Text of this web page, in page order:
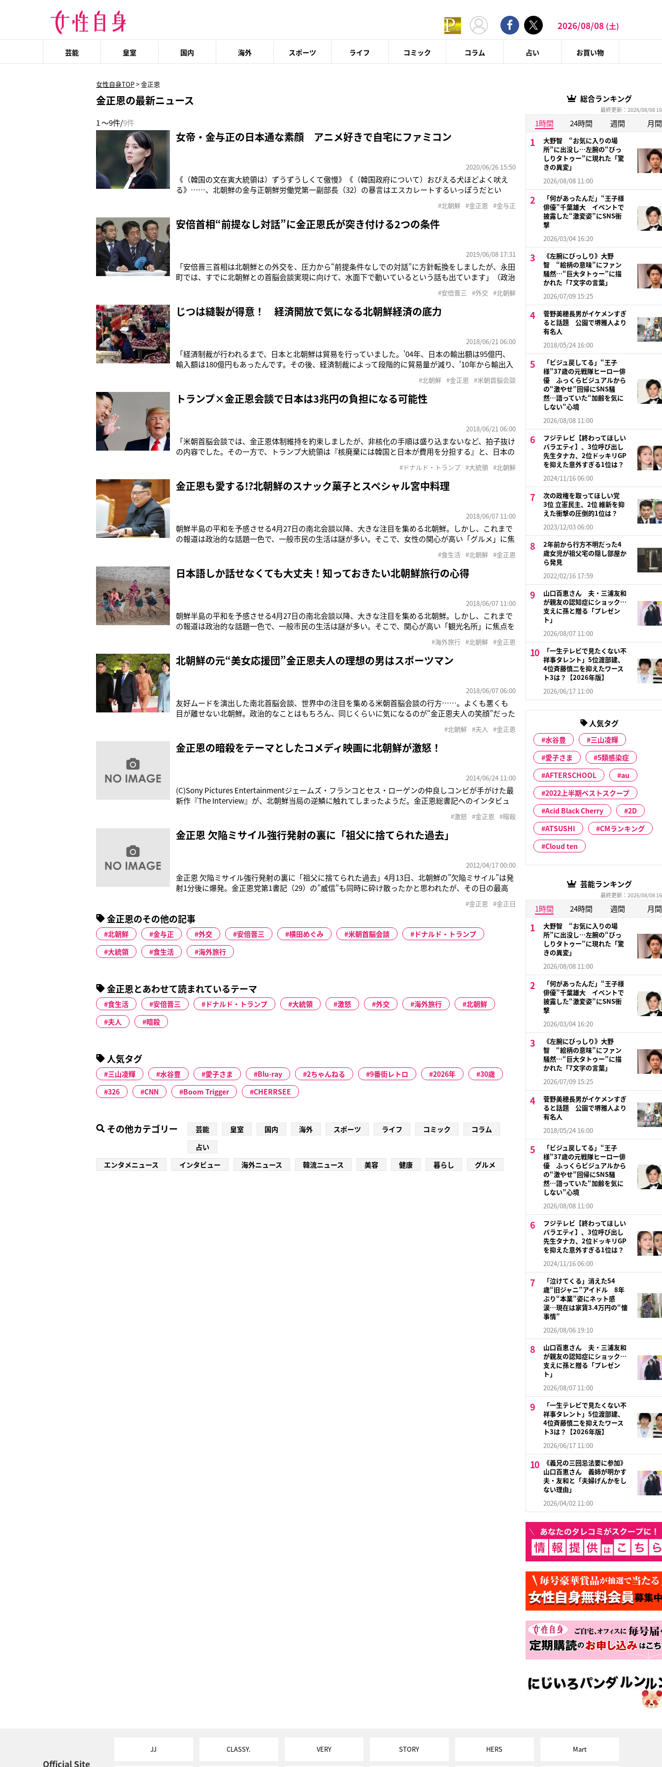
2026/08/08 (土)
芸能 皇室 国内 海外 スポーツ ライフ コミック コラム 占い お買い物
女性自身TOP>金正恩
金正恩の最新ニュース
1 ～9件/9件
女帝・金与正の日本通な素顔 アニメ好きで自宅にファミコン
2020/06/26 15:50
《（韓国の文在寅大統領は）ずうずうしくて傲慢》《（韓国政府について）おびえる犬ほどよく吠え
る》……、北朝鮮の金与正朝鮮労働党第一副部長（32）の暴言はエスカレートするいっぽうだとい
は平昌冬季五輪に出席し、笑顔を振りまきました。当時は韓国内でも柔和なメッセンジャーと、もては
やされましたが、最近では強硬発
#北朝鮮 #金正恩 #金与正
安倍首相“前提なし対話”に金正恩氏が突き付ける2つの条件
2019/06/08 17:31
「安倍晋三首相は北朝鮮との外交を、圧力から“前提条件なしでの対話”に方針転換をしましたが、永田
町では、すでに北朝鮮との首脳会談実現に向けて、水面下で動いているという話も出ています」（政治
う言葉を引っ込めて、“無条件対話”を呼びかけた安倍首相。さらに、5月27日には、来日したトランプ
米国大統領と拉致被害者家
#安倍晋三 #外交 #北朝鮮
じつは縫製が得意！ 経済開放で気になる北朝鮮経済の底力
2018/06/21 06:00
「経済制裁が行われるまで、日本と北朝鮮は貿易を行っていました。'04年、日本の輸出額は95億円、
輸入額は180億円もあったんです。その後、経済制裁によって段階的に貿易量が減り、'10年から輸出入
ょう」そう話すのは、生活経済ジャーナリストの柏木理佳さん。6月12日、シンガポールで行われた米
朝首脳会談。北朝鮮が
#北朝鮮 #金正恩 #米朝首脳会談
トランプ×金正恩会談で日本は3兆円の負担になる可能性
2018/06/21 06:00
「米朝首脳会談では、金正恩体制維持を約束しましたが、非核化の手順は盛り込まないなど、拍子抜け
の内容でした。その一方で、トランプ大統領は『核廃棄には韓国と日本が費用を分担する』と、日本の
れた米朝首脳会談。“核戦争”という言葉も飛び交う1年前に比べると融和ムードとなっているが、平和
には多大な費用がかかりそうだ
#ドナルド・トランプ #大統領 #北朝鮮
金正恩も愛する!?北朝鮮のスナック菓子とスペシャル宮中料理
2018/06/07 11:00
朝鮮半島の平和を予感させる4月27日の南北会談以降、大きな注目を集める北朝鮮。しかし、これまで
の報道は政治的な話題一色で、一般市民の生活は謎が多い。そこで、女性の関心が高い「グルメ」に焦
あるコリアン・フード・コラムニストの八田靖史さん。■平壌高麗ホテルの“平壌冷麺”は別次元のおい
しさ！南北会談で供されたのは
#食生活 #北朝鮮 #金正恩
日本語しか話せなくても大丈夫！知っておきたい北朝鮮旅行の心得
2018/06/07 11:00
朝鮮半島の平和を予感させる4月27日の南北会談以降、大きな注目を集める北朝鮮。しかし、これまで
の報道は政治的な話題一色で、一般市民の生活は謎が多い。そこで、関心が高い「観光名所」に焦点を
のポーランド人、エミル・トルシュコフスキさん。■“インスタ映え観光地”白頭山は絶景を独り占め！
中国との国境にそびえる標高2
#海外旅行 #北朝鮮 #金正恩
北朝鮮の元“美女応援団”金正恩夫人の理想の男はスポーツマン
2018/06/07 06:00
友好ムードを演出した南北首脳会談、世界中の注目を集める米朝首脳会談の行方……。よくも悪くも
目が離せない北朝鮮。政治的なことはもちろん、同じくらいに気になるのが“金正恩夫人の笑顔”だった
ア陸上競技選手権大会」に李雪主は“美女応援団”の一員として参加。当時受けたインタビューで理想の
結婚相手を「スポーツ選手」と
#北朝鮮 #夫人 #金正恩
金正恩の暗殺をテーマとしたコメディ映画に北朝鮮が激怒！
2014/06/24 11:00
(C)Sony Pictures Entertainmentジェームズ・フランコとセス・ローゲンの仲良しコンビが手がけた最
新作『The Interview』が、北朝鮮当局の逆鱗に触れてしまったようだ。金正恩総書記へのインタビュ
いうコメディなのだから無理もない。劇中での総書記は本人同様のツーブロックヘアで葉
#激怒 #金正恩 #暗殺
金正恩 欠陥ミサイル強行発射の裏に「祖父に捨てられた過去」
2012/04/17 00:00
金正恩 欠陥ミサイル強行発射の裏に「祖父に捨てられた過去」4月13日、北朝鮮の”欠陥ミサイル”は発
射1分後に爆発。金正恩党第1書記（29）の”威信”も同時に砕け散ったかと思われたが、その日の最高
正恩は党・軍・国家の最高指導者すべてのポストに就いたことになる。今回の失敗をなんら問われるこ
となくトップに立った。
#金正恩 #金正日
金正恩のその他の記事
北朝鮮 金与正 外交 安倍晋三 横田めぐみ 米朝首脳会談
ドナルド・トランプ
大統領
食生活 海外旅行
金正恩とあわせて読まれているテーマ
食生活 安倍晋三 ドナルド・トランプ 大統領 激怒 外交 海外旅行
北朝鮮
夫人
暗殺
人気タグ
三山凌輝 水谷豊 愛子さま Blu-ray 2ちゃんねる 9番街レトロ 2026年
30歳
326
CNN Boom Trigger CHERRSEE
その他カテゴリー 芸能 皇室 国内 海外 スポーツ ライフ コミック
コラム
占い
エンタメニュース
インタビュー 海外ニュース 韓流ニュース 美容 健康 暮らし グルメ
総合ランキング
最終更新：2026/08/08
1時間 24時間 週間 月間
大野智 “お気に入りの場
所”に出没し…左腕の“びっ
しりタトゥー”に現れた「驚
きの異変」
2026/08/08 11:00
「何があったんだ」“王子様
俳優”千葉雄大 イベントで
披露した“激変姿”にSNS衝
撃
2026/03/04 16:20
《左腕にびっしり》大野
智 “絵柄の意味”にファン
騒然…“巨大タトゥー”に描
かれた「7文字の言葉」
2026/07/09 15:25
菅野美穂長男がイケメンすぎ
ると話題 公園で堺雅人より
有名人
2018/05/24 16:00
「ビジュ戻してる」“王子
様”37歳の元戦隊ヒーロー俳
優 ふっくらビジュアルから
の“激やせ”回帰にSNS騒
然…語っていた“加齢を気に
しない”心境
2026/08/08 11:00
フジテレビ【終わってほしい
バラエティ】、3位呼び出し
先生タナカ、2位ドッキリGP
を抑えた意外すぎる1位は？
2024/11/16 06:00
次の政権を取ってほしい党
3位 立憲民主、2位 維新を抑
えた衝撃の圧倒的1位は？
2023/12/03 06:00
2年前から行方不明だった4
歳女児が祖父宅の隠し部屋か
ら発見
2022/02/16 17:59
山口百恵さん 夫・三浦友和
が親友の認知症にショック…
支えに孫と贈る「プレゼン
ト」
2026/08/07 11:00
「一生テレビで見たくない不
祥事タレント」5位渡部建、
4位斉藤慎二を抑えたワース
ト3は？【2026年版】
2026/06/17 11:00
人気タグ
水谷豊
三山凌輝
愛子さま
5類感染症
AFTERSCHOOL
au
2022上半期ベストスクープ
Acid Black Cherry
2D
ATSUSHI
CMランキング
Cloud ten
芸能ランキング
最終更新：2026/08/08
1時間 24時間 週間 月間
大野智 “お気に入りの場
所”に出没し…左腕の“びっ
しりタトゥー”に現れた「驚
きの異変」
2026/08/08 11:00
「何があったんだ」“王子様
俳優”千葉雄大 イベントで
披露した“激変姿”にSNS衝
撃
2026/03/04 16:20
《左腕にびっしり》大野
智 “絵柄の意味”にファン
騒然…“巨大タトゥー”に描
かれた「7文字の言葉」
2026/07/09 15:25
菅野美穂長男がイケメンすぎ
ると話題 公園で堺雅人より
有名人
2018/05/24 16:00
「ビジュ戻してる」“王子
様”37歳の元戦隊ヒーロー俳
優 ふっくらビジュアルから
の“激やせ”回帰にSNS騒
然…語っていた“加齢を気に
しない”心境
2026/08/08 11:00
フジテレビ【終わってほしい
バラエティ】、3位呼び出し
先生タナカ、2位ドッキリGP
を抑えた意外すぎる1位は？
2024/11/16 06:00
「泣けてくる」消えた54
歳“旧ジャニ”アイドル 8年
ぶり“本業”姿にネット感
涙…現在は家賃3.4万円の“懐
事情”
2026/08/06 19:10
山口百恵さん 夫・三浦友和
が親友の認知症にショック…
支えに孫と贈る「プレゼン
ト」
2026/08/07 11:00
「一生テレビで見たくない不
祥事タレント」5位渡部建、
4位斉藤慎二を抑えたワース
ト3は？【2026年版】
2026/06/17 11:00
《義兄の三回忌法要に参加》
山口百恵さん 義姉が明かす
夫・友和と「夫婦げんかをし
ない理由」
2026/04/02 11:00
Official Site
JJ CLASSY. VERY STORY HERS Mart